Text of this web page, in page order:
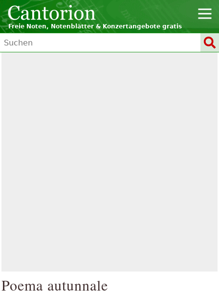
Freie Noten, Notenblätter & Konzertangebote gratis
Poema autunnale